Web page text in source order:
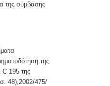
της σύμβασης
της
195 της
48),2002/475/